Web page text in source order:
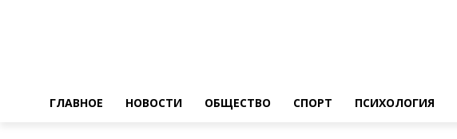
ГЛАВНОЕ НОВОСТИ ОБЩЕСТВО СПОРТ ПСИХОЛОГИЯ